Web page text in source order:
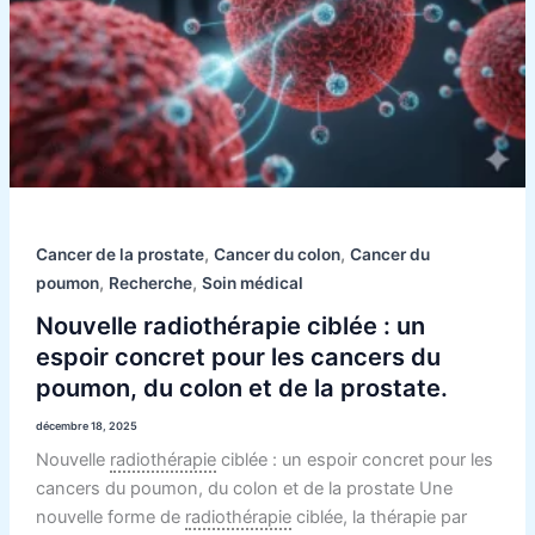
Cancer de la prostate, Cancer du colon, Cancer du
poumon, Recherche, Soin médical
Nouvelle radiothérapie ciblée : un
espoir concret pour les cancers du
poumon, du colon et de la prostate.
décembre 18, 2025
Nouvelle radiothérapieciblée : un espoir concret pour les
cancers du poumon, du colon et de la prostate Une
nouvelle forme de radiothérapieciblée, la thérapie par
du
colon
et
de
prostate.